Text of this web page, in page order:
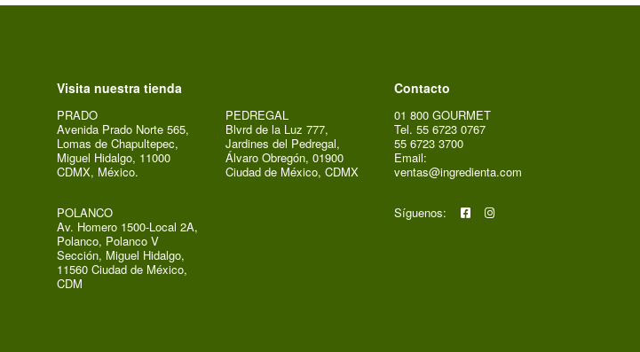
Visita nuestra tienda
PRADO
Avenida Prado Norte 565,
Lomas de Chapultepec,
Miguel Hidalgo, 11000
CDMX, México.
POLANCO
Av. Homero 1500-Local 2A,
Polanco, Polanco V
Sección, Miguel Hidalgo,
11560 Ciudad de México,
CDM
PEDREGAL
Blvrd de la Luz 777,
Jardines del Pedregal,
Álvaro Obregón, 01900
Ciudad de México, CDMX
Contacto
01 800 GOURMET
Tel. 55 6723 0767
55 6723 3700
Email:
ventas@ingredienta.com
Síguenos: